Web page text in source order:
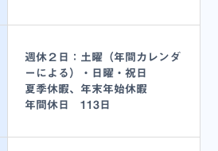
週休２日：土曜（年間カレンダ
ーによる）・日曜・祝日
夏季休暇、年末年始休暇
年間休日 113日